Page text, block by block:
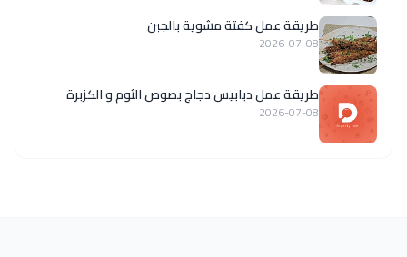
طريقة عمل كفتة مشوية بالجبن
2026-07-08
طريقة عمل دبابيس دجاج بصوص الثوم و الكزبرة
2026-07-08